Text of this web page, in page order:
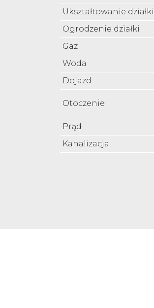
Ukształtowanie działki
Ogrodzenie działki
Gaz
Woda
Dojazd
Otoczenie
Prąd
Kanalizacja